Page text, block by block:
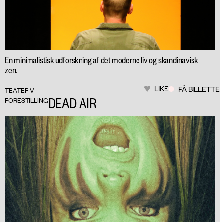
En minimalistisk udforskning af det moderne liv og skandinavisk
zen.
TEATER V LIKE FÅ
FORESTILLINGDEAD AIR